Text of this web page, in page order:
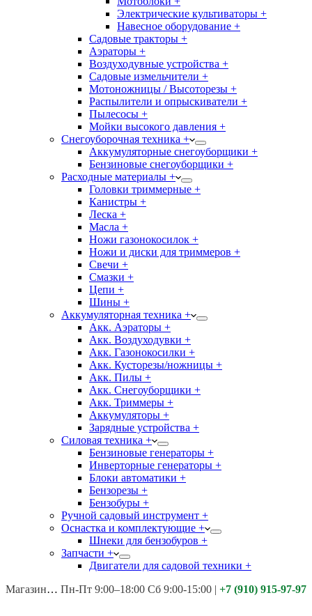
Электрические культиваторы +
Навесное оборудование +
Садовые тракторы +
Аэраторы +
Воздуходувные устройства +
Садовые измельчители +
Мотоножницы / Высоторезы +
Распылители и опрыскиватели +
Пылесосы +
Мойки высокого давления +
Снегоуборочная техника +
Аккумуляторные снегоуборщики +
Бензиновые снегоуборщики +
Расходные материалы +
Головки триммерные +
Канистры +
Леска +
Масла +
Ножи газонокосилок +
Ножи и диски для триммеров +
Свечи +
Смазки +
Цепи +
Шины +
Аккумуляторная техника +
Акк. Аэраторы +
Акк. Воздуходувки +
Акк. Газонокосилки +
Акк. Кусторезы/ножницы +
Акк. Пилы +
Акк. Снегоуборщики +
Акк. Триммеры +
Аккумуляторы +
Зарядные устройства +
Силовая техника +
Бензиновые генераторы +
Инверторные генераторы +
Блоки автоматики +
Бензорезы +
Бензобуры +
Ручной садовый инструмент +
Оснастка и комплектующие +
Шнеки для бензобуров +
Запчасти +
Двигатели для садовой техники +
Магазины: Калуга ул. Московская д.113
Пн-Пт 9:00–18:00 Сб 9:00-15:00 | +7 (910) 915-97-97